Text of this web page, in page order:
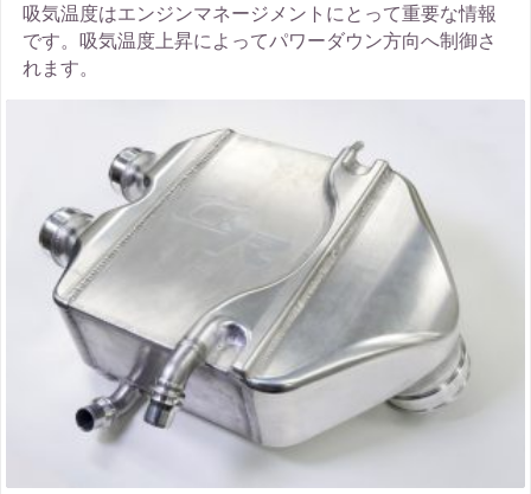
吸気温度はエンジンマネージメントにとって重要な情報
です。吸気温度上昇によってパワーダウン方向へ制御さ
れます。